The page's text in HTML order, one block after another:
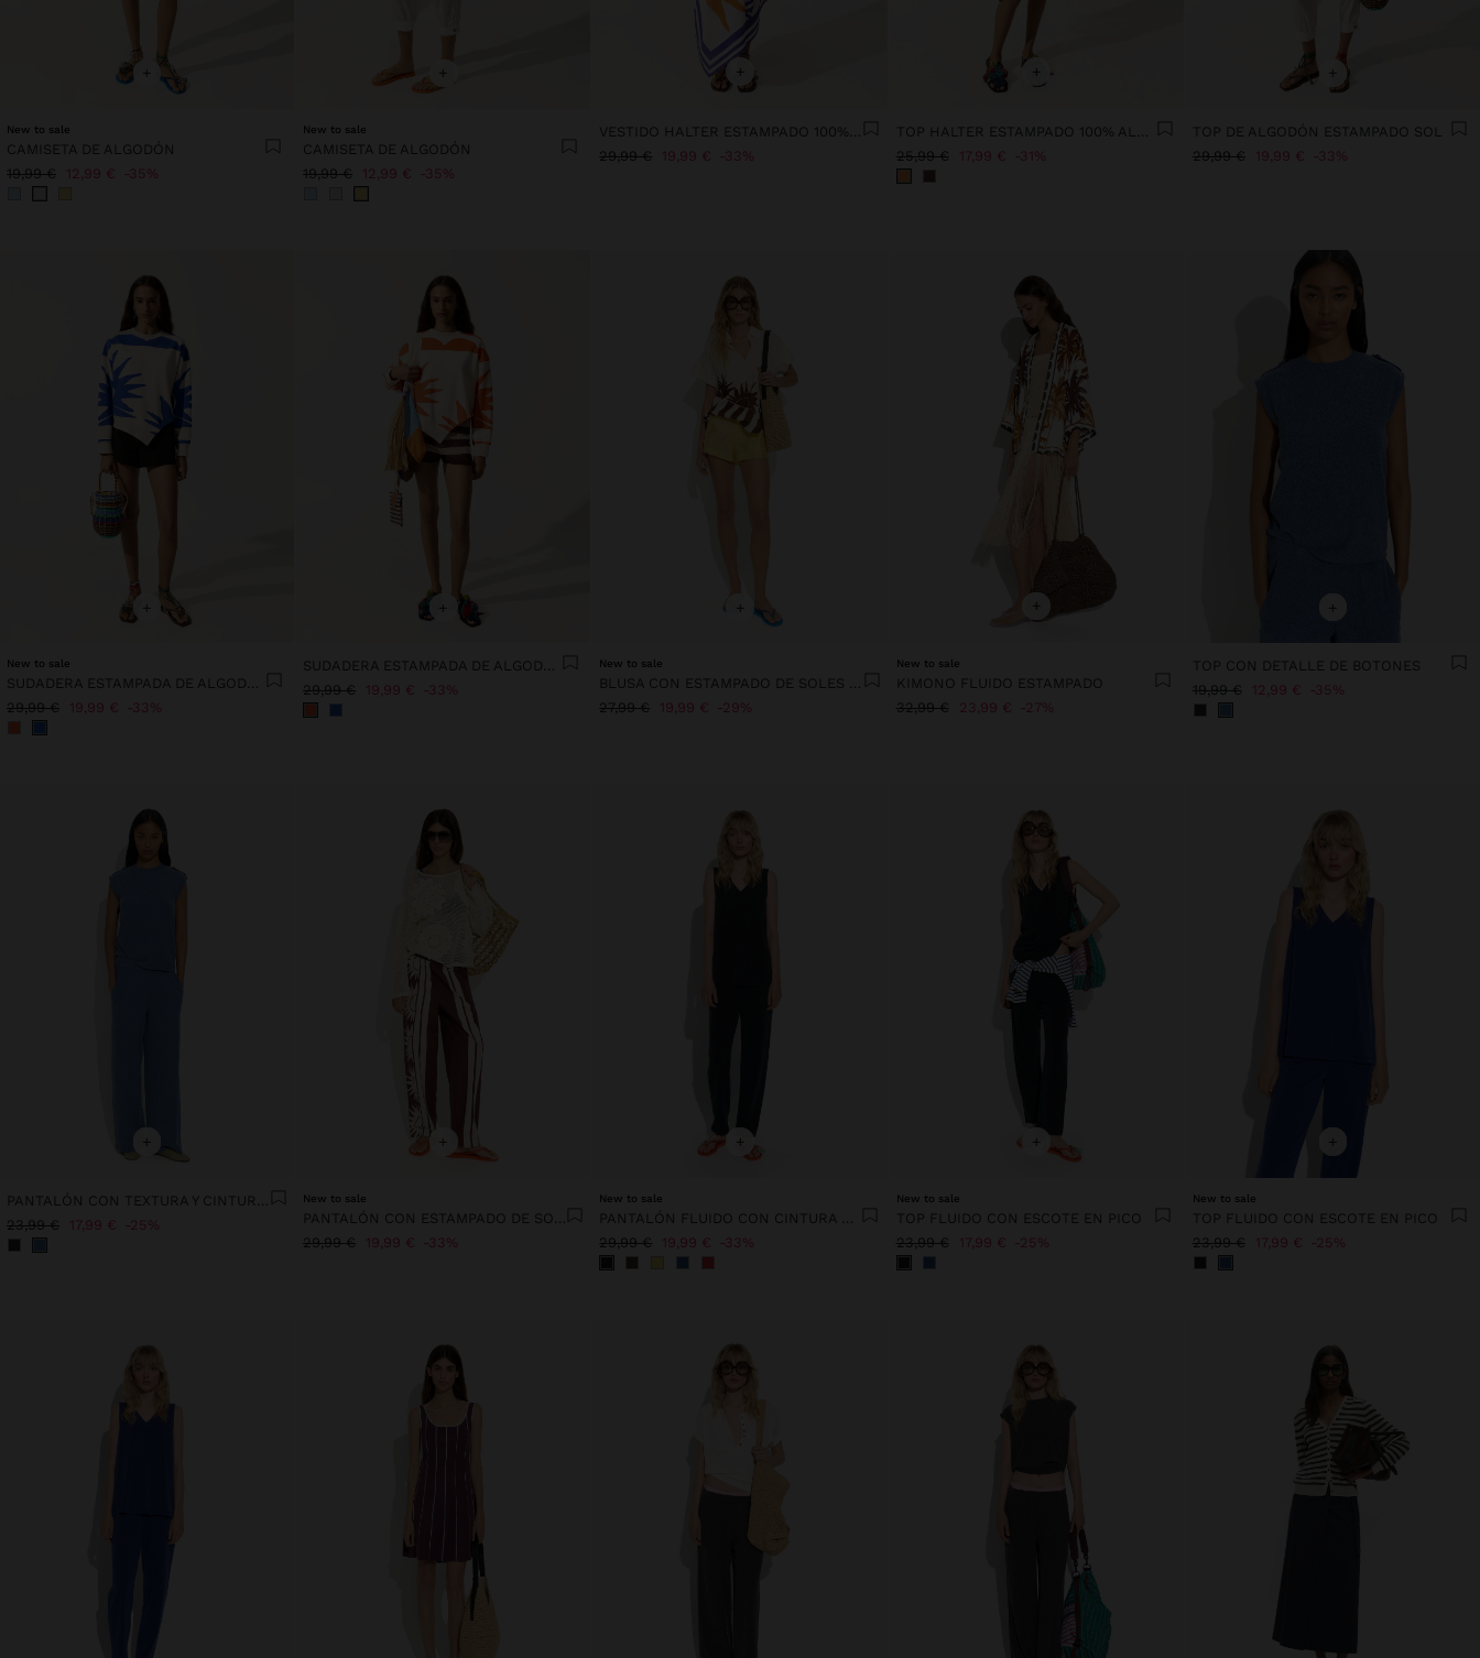
+
New to sale
CAMISETA DE ALGODÓN
19,99 € 12,99 € 35%
+
New to sale
CAMISETA DE ALGODÓN
19,99 € 12,99 € 35%
+
VESTIDO HALTER ESTAMPADO 100% ALGODÓN
29,99 € 19,99 € 33%
+
TOP HALTER ESTAMPADO 100% ALGODÓN
25,99 € 17,99 € 31%
+
TOP DE ALGODÓN ESTAMPADO SOL
29,99 € 19,99 € 33%
+
New to sale
SUDADERA ESTAMPADA DE ALGODÓN
29,99 € 19,99 € 33%
+
SUDADERA ESTAMPADA DE ALGODÓN
29,99 € 19,99 € 33%
+
New to sale
BLUSA CON ESTAMPADO DE SOLES 100% ALGODÓN
27,99 € 19,99 € 29%
+
New to sale
KIMONO FLUIDO ESTAMPADO
32,99 € 23,99 € 27%
+
TOP CON DETALLE DE BOTONES
19,99 € 12,99 € 35%
+
23,99 € 17,99 € 25%
+
New to sale
29,99 € 19,99 € 33%
+
New to sale
29,99 € 19,99 € 33%
+
New to sale
TOP FLUIDO CON ESCOTE EN PICO
23,99 € 17,99 € 25%
+
New to sale
TOP FLUIDO CON ESCOTE EN PICO
23,99 € 17,99 € 25%